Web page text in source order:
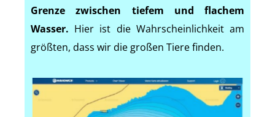
Grenze zwischen tiefem und flachem
Wasser. Hier ist die Wahrscheinlichkeit am
größten, dass wir die großen Tiere finden.